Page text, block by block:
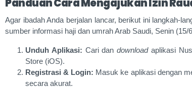
Panduan Cara Mengajukan Izin
Agar ibadah Anda berjalan lancar, berikut ini langkah-
sumber informasi haji dan umrah Arab Saudi, Senin (15/
Unduh Aplikasi: Cari dandownloadaplikasi
Store (iOS).
Registrasi & Login: Masuk ke aplikasi dengan
secara akurat.